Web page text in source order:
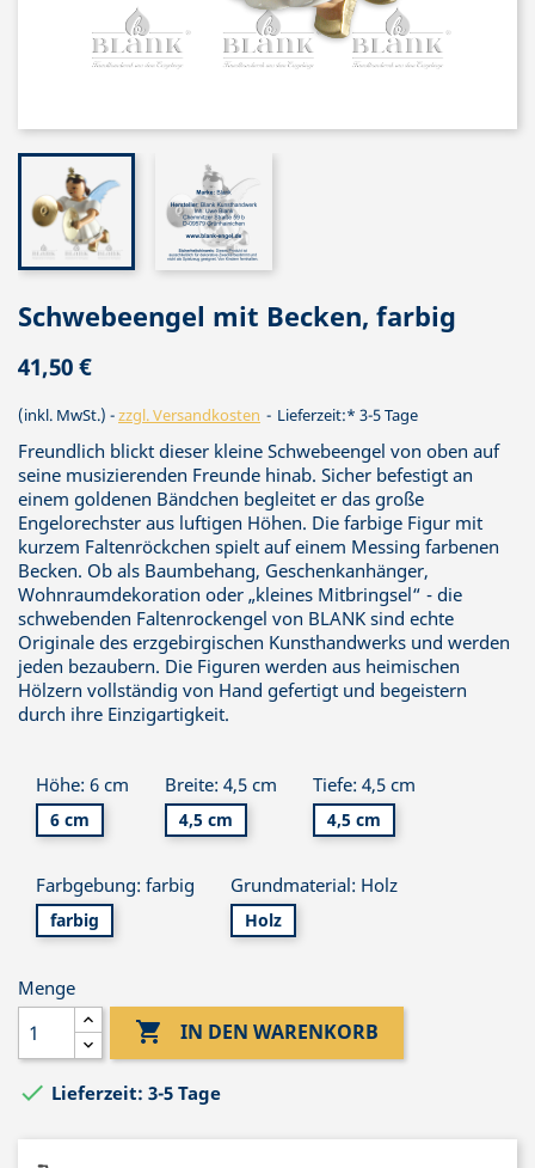
Schwebeengel mit Becken, farbig
41,50 €
(inkl. MwSt.) zzgl. Versandkosten Lieferzeit:* 3-5 Tage
Freundlich blickt dieser kleine Schwebeengel von oben auf
seine musizierenden Freunde hinab. Sicher befestigt an
einem goldenen Bändchen begleitet er das große
Engelorechster aus luftigen Höhen. Die farbige Figur mit
kurzem Faltenröckchen spielt auf einem Messing farbenen
Becken. Ob als Baumbehang, Geschenkanhänger,
Wohnraumdekoration oder „kleines Mitbringsel“ - die
schwebenden Faltenrockengel von BLANK sind echte
Originale des erzgebirgischen Kunsthandwerks und werden
jeden bezaubern. Die Figuren werden aus heimischen
Hölzern vollständig von Hand gefertigt und begeistern
durch ihre Einzigartigkeit.
Höhe: 6 cm
6 cm
Breite: 4,5 cm
4,5 cm
Tiefe: 4,5 cm
4,5 cm
Farbgebung: farbig
farbig
Grundmaterial: Holz
Holz
Menge
 IN DEN WARENKORB
 Lieferzeit: 3-5 Tage